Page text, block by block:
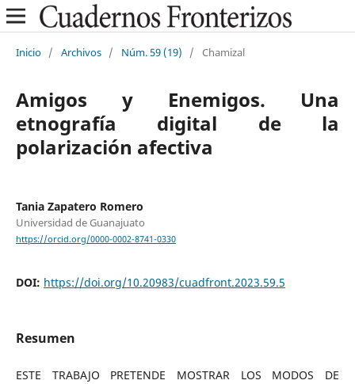
Inicio / Archivos / Núm. 59 (19) / Chamizal
Amigos y Enemigos. Una
etnografía digital de la
polarización afectiva
Tania Zapatero Romero
Universidad de Guanajuato
https://orcid.org/0000-0002-8741-0330
DOI: https://doi.org/10.20983/cuadfront.2023.59.5
Resumen
ESTE TRABAJO PRETENDE MOSTRAR LOS MODOS DE